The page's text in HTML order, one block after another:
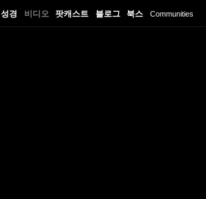
성경 비디오 팟캐스트 블로그 북스 Communities